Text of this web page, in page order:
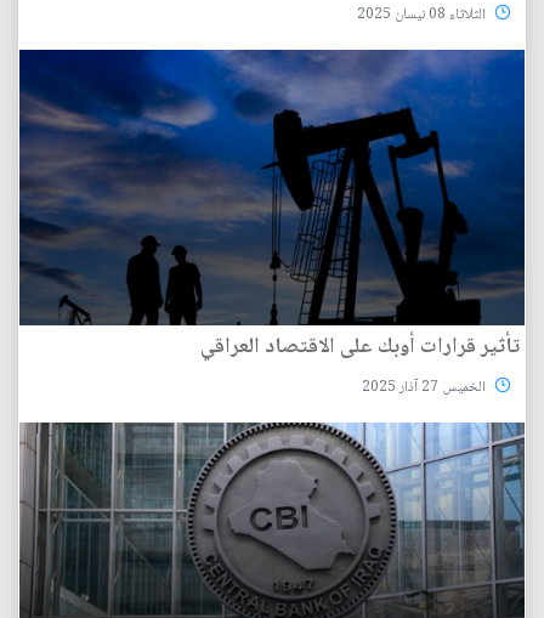
الثلاثاء 08 نيسان 2025
تأثير قرارات أوبك على الاقتصاد العراقي
الخميس 27 آذار 2025